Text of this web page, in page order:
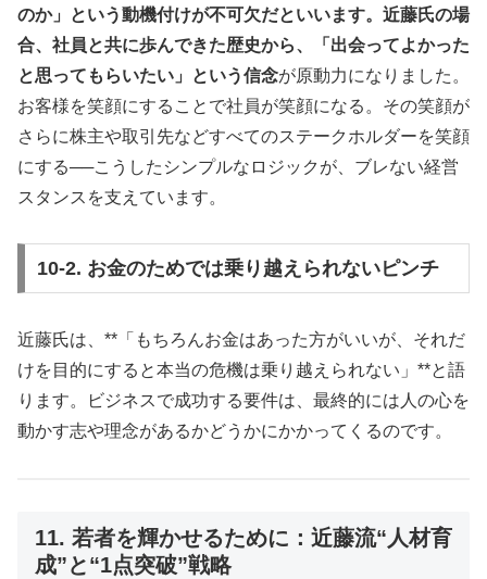
のか」という動機付けが不可欠だといいます。近藤氏の場
合、社員と共に歩んできた歴史から、「出会ってよかった
と思ってもらいたい」という信念が原動力になりました。
お客様を笑顔にすることで社員が笑顔になる。その笑顔が
さらに株主や取引先などすべてのステークホルダーを笑顔
にする──こうしたシンプルなロジックが、ブレない経営
スタンスを支えています。
10-2. お金のためでは乗り越えられないピンチ
近藤氏は、**「もちろんお金はあった方がいいが、それだ
けを目的にすると本当の危機は乗り越えられない」**と語
ります。ビジネスで成功する要件は、最終的には人の心を
動かす志や理念があるかどうかにかかってくるのです。
11. 若者を輝かせるために：近藤流“人材育
成”と“1点突破”戦略